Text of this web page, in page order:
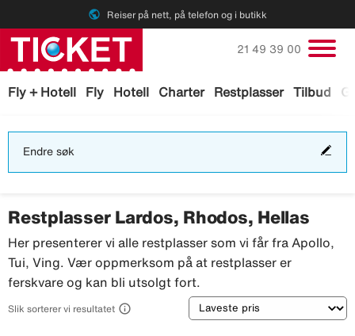
public Reiser på nett, på telefon og i butikk
Fly + Hotell Fly Hotell Charter Restplasser Tilbud
Ring oss på
21 49 39 00
Endre søk
Restplasser Lardos, Rhodos, Hellas
Her presenterer vi alle restplasser som vi får fra Apollo,
Tui, Ving. Vær oppmerksom på at restplasser er
ferskvare og kan bli utsolgt fort.
Slik sorterer vi resultatet  Sortering